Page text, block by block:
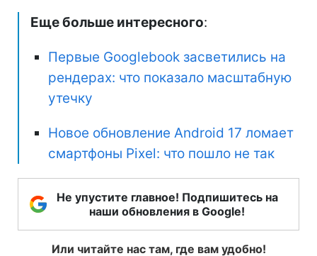
Еще больше интересного:
Первые Googlebook засветились на
рендерах: что показало масштабную
утечку
Новое обновление Android 17 ломает
смартфоны Pixel: что пошло не так
Не упустите главное! Подпишитесь на
наши обновления в Google!
Или читайте нас там, где вам удобно!